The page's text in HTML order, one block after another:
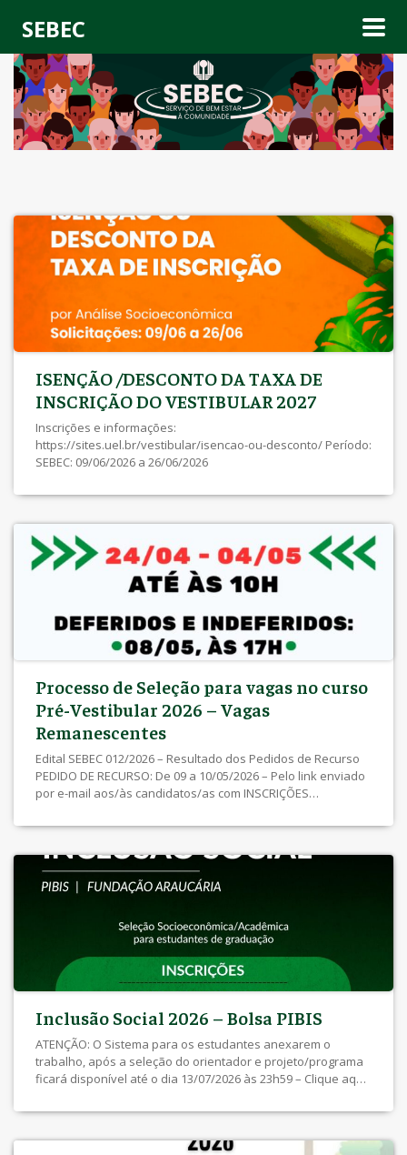
SEBEC
ISENÇÃO /DESCONTO DA TAXA DE
INSCRIÇÃO DO VESTIBULAR 2027
Inscrições e informações:
https://sites.uel.br/vestibular/isencao-ou-desconto/ Período:
SEBEC: 09/06/2026 a 26/06/2026
Processo de Seleção para vagas no curso
Pré-Vestibular 2026 – Vagas
Remanescentes
Edital SEBEC 012/2026 – Resultado dos Pedidos de Recurso
PEDIDO DE RECURSO: De 09 a 10/05/2026 – Pelo link enviado
por e-mail aos/às candidatos/as com INSCRIÇÕES
Eletrônico Edital SEBEC 011/2026 – Inscrições DEFERIDAS E
04/05/2026 – Clique Aqui Edital […]
Inclusão Social 2026 – Bolsa PIBIS
ATENÇÃO: O Sistema para os estudantes anexarem o
trabalho, após a seleção do orientador e projeto/programa
ficará disponível até o dia 13/07/2026 às 23h59 – Clique aqui
dos Recursos Recurso até às 23h59 do dia 01/06/2026 –